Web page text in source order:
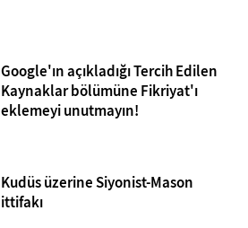
Google'ın açıkladığı Tercih Edilen
Kaynaklar bölümüne Fikriyat'ı
eklemeyi unutmayın!
Kudüs üzerine Siyonist-Mason
ittifakı